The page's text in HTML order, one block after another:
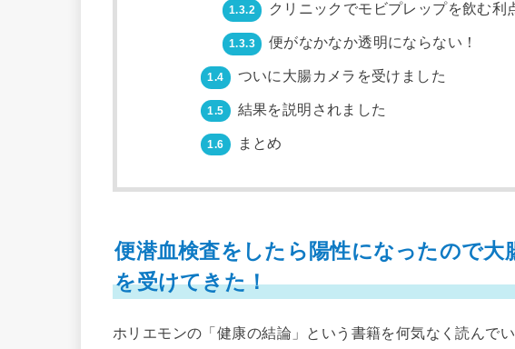
1.3.2 クリニックでモビプレップを飲む利
1.3.3 便がなかなか透明にならない！
1.4 ついに大腸カメラを受けました
1.5 結果を説明されました
1.6 まとめ
便潜血検査をしたら陽性になったので大
を受けてきた！
ホリエモンの「健康の結論」という書籍を何気なく読んで